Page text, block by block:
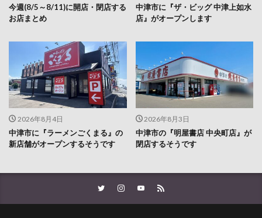
今週(8/5～8/11)に開店・閉店する
お店まとめ
中津市に『ザ・ビッグ 中津上如水
店』がオープンします
2026年8月4日
中津市に『ラーメンごくまる』の
新店舗がオープンするそうです
2026年8月3日
中津市の『明屋書店 中央町店』が
閉店するそうです